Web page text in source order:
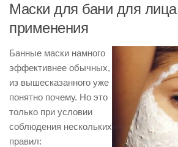
Маски для бани для
применения
Банные маски намного
эффективнее обычных,
из вышесказанного уже
понятно почему. Но это
только при условии
соблюдения нескольких
правил: